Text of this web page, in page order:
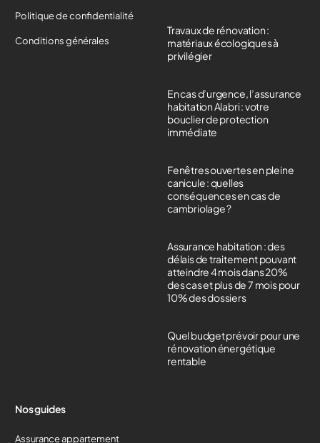
Politique de confidentialité
Conditions générales
Travaux de rénovation :
matériaux écologiques à
privilégier
En cas d’urgence, l’assurance
habitation Alabri : votre
bouclier de protection
immédiate
Fenêtres ouvertes en pleine
canicule : quelles
conséquences en cas de
cambriolage ?
Assurance habitation : des
délais de traitement pouvant
atteindre 4 mois dans 20%
des cas et plus de 7 mois pour
10% des dossiers
Quel budget prévoir pour une
rénovation énergétique
rentable
Nos guides
Assurance appartement